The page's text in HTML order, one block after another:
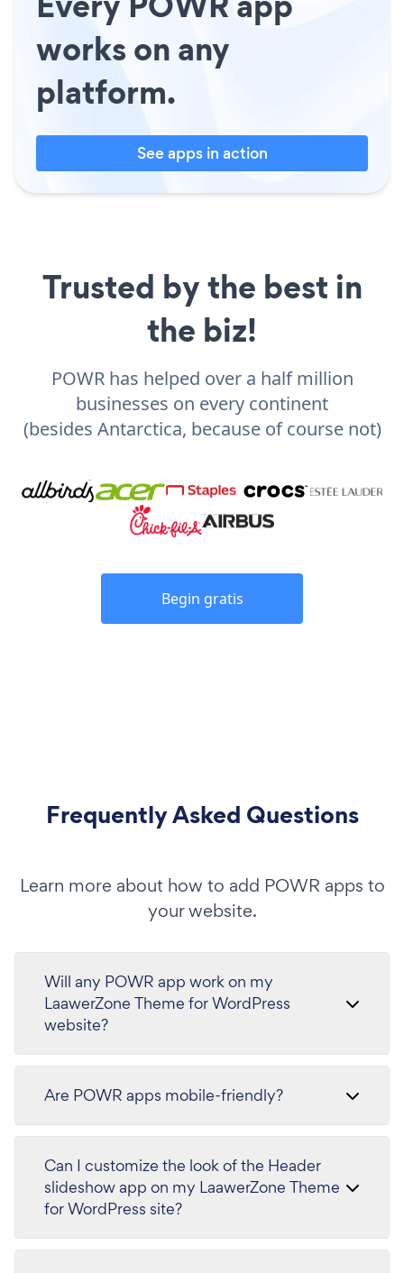
works on any
platform.
See apps in action
Trusted by the best in
the biz!
POWR has helped over a half million
businesses on every continent
(besides Antarctica, because of course not)
Begin gratis
Frequently Asked Questions
Learn more about how to add POWR apps to
your website.
Will any POWR app work on my
LaawerZone Theme for WordPress
website?
Are POWR apps mobile-friendly?
Can I customize the look of the Header
slideshow app on my LaawerZone Theme
for WordPress site?